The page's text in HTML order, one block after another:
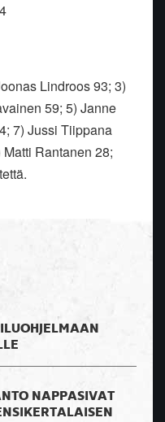
Lindroos 93; 3)
59; 5) Janne
7) Jussi Tiippana
Rantanen 28;
NAPPASIVAT